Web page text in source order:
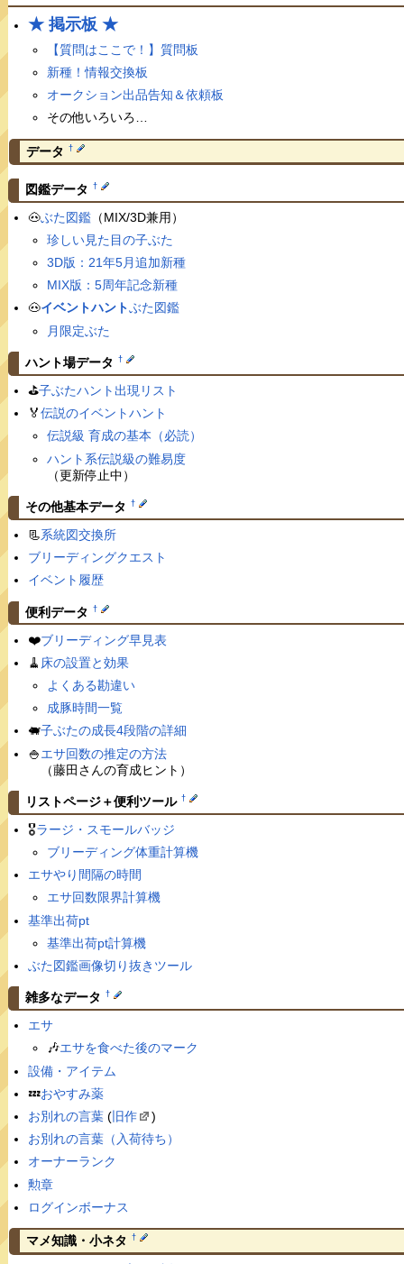
★ 掲示板 ★
【質問はここで！】質問板
新種！情報交換板
オークション出品告知＆依頼板
その他いろいろ…
データ †
図鑑データ †
🐽ぶた図鑑（MIX/3D兼用）
珍しい見た目の子ぶた
3D版：21年5月追加新種
MIX版：5周年記念新種
🐽イベントハントぶた図鑑
月限定ぶた
ハント場データ †
⛳️子ぶたハント出現リスト
🏅伝説のイベントハント
伝説級 育成の基本（必読）
ハント系伝説級の難易度
（更新停止中）
その他基本データ †
📃系統図交換所
ブリーディングクエスト
イベント履歴
便利データ †
❤️ブリーディング早見表
🧹 床の設置と効果
よくある勘違い
成豚時間一覧
🐖子ぶたの成長4段階の詳細
🍚エサ回数の推定の方法
（藤田さんの育成ヒント）
リストページ＋便利ツール †
🎖ラージ・スモールバッジ
ブリーディング体重計算機
エサやり間隔の時間
エサ回数限界計算機
基準出荷pt
基準出荷pt計算機
ぶた図鑑画像切り抜きツール
雑多なデータ †
エサ
🎶エサを食べた後のマーク
設備・アイテム
💤おやすみ薬
お別れの言葉(旧作
)
お別れの言葉（入荷待ち）
オーナーランク
勲章
ログインボーナス
マメ知識・小ネタ †